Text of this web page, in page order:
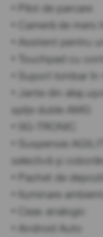
• Pilot de parcare
• Cameră de mers
• Asistent pentru
• Touchpad cu
• Suport lombar în
• Jante din aliaj
spițe duble AMG
• 9G-TRONIC
• Suspensie
selectivă și
• Pachet de
• Iluminare
• Ceas analogic
• Android Auto